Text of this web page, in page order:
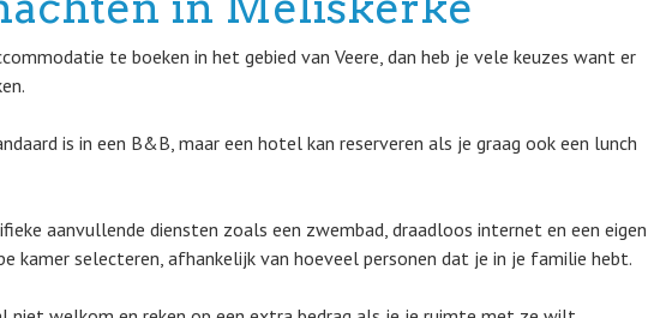
te boeken in het gebied van Veere, dan heb je vele keuzes want er
is in een B&B, maar een hotel kan reserveren als je graag ook een lunch
aanvullende diensten zoals een zwembad, draadloos internet en een eigen
kamer selecteren, afhankelijk van hoeveel personen dat je in je familie hebt.